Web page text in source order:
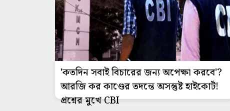
'কতদিন সবাই বিচারের জন্য অপেক্ষা করবে'?
আরজি কর কাণ্ডের তদন্তে অসন্তুষ্ট হাইকোর্ট!
প্রশ্নের মুখে CBI